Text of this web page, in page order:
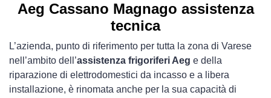
Aeg Cassano Magnago assistenza
tecnica
L’azienda, punto di riferimento per tutta la zona di Varese
nell’ambito dell’assistenza frigoriferi Aeg e della
riparazione di elettrodomestici da incasso e a libera
installazione, è rinomata anche per la sua capacità di